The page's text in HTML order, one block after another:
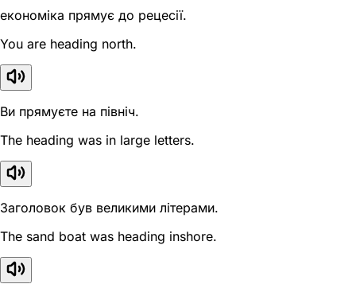
економіка прямує до рецесії.
You are heading north.
Ви прямуєте на північ.
The heading was in large letters.
Заголовок був великими літерами.
The sand boat was heading inshore.